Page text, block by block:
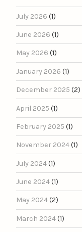
July 2026 (1)
June 2026 (1)
May 2026 (1)
January 2026 (1)
December 2025 (2)
April 2025 (1)
February 2025 (1)
November 2024(1)
July 2024(1)
June 2024(1)
May 2024(2)
March 2024(1)